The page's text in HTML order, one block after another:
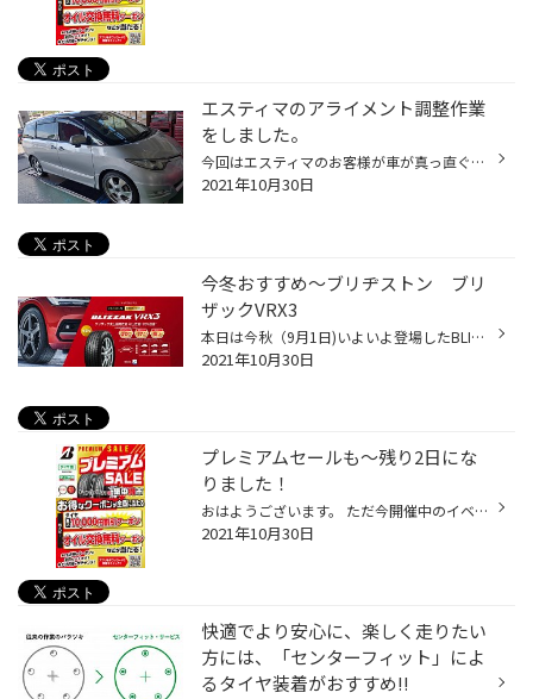
エスティマのアライメント調整作業
をしました。
今回はエスティマのお客様が車が真っ直ぐ走らないとの事でアライメント調整に来られました。 んっ？ このホイールは！？ 懐かしい！ 確かファブレスのプロファンドじゃないですか！！ 1度だけ販売した経験があるなぁ… おっと、作業に戻ります。 センサーを取り付けしてからアライメント測定をします...
2021年10月30日
今冬おすすめ〜ブリヂストン ブリ
ザックVRX3
本日は今秋（9月1日)いよいよ登場したBLIZZAKブランド待望の新商品「BLIZZAK VRX3（ブリザック ヴイアールエックススリー）」をご紹介します！ 「BLIZZAK（ブリザック）」は、ブリヂストンを代表するスタッドレスタイヤブランドです。1988年に冬道特有の凍結路面や積雪路面などでのより安心・安全な...
2021年10月30日
プレミアムセールも〜残り2日にな
りました！
おはようございます。 ただ今開催中のイベント大好評ですよー。 今回のイベント期間も〜早いもので今月末まで〜残り2日になりました。 クリックしてね→プレミアムセール(^○^) アプリをダウンロードして詳細をチェックして下さいね！ クリックしてね→タイヤ館アプリの紹介！ ⬇︎ アプリからこんな感じ...
2021年10月30日
快適でより安心に、楽しく走りたい
方には、「センターフィット」によ
るタイヤ装着がおすすめ!!